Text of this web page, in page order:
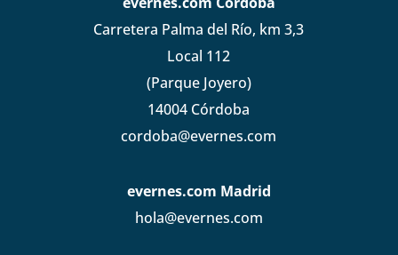
Carretera Palma del Río, km 3,3
Local 112
(Parque Joyero)
14004 Córdoba
cordoba@evernes.com
evernes.com Madrid
hola@evernes.com